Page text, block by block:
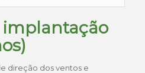
implantação
direção dos ventos e